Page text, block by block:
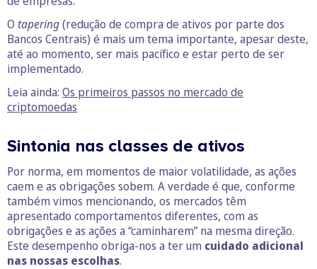
O tapering(redução de compra de ativos por parte dos
Bancos Centrais) é mais um tema importante, apesar deste,
até ao momento, ser mais pacífico e estar perto de ser
implementado.
Leia ainda: Os primeiros passos no mercado de
criptomoedas
Sintonia nas classes de ativos
Por norma, em momentos de maior volatilidade, as ações
caem e as obrigações sobem. A verdade é que, conforme
também vimos mencionando, os mercados têm
apresentado comportamentos diferentes, com as
obrigações e as ações a “caminharem” na mesma direção.
Este desempenho obriga-nos a ter um cuidado adicional
nas nossas escolhas.